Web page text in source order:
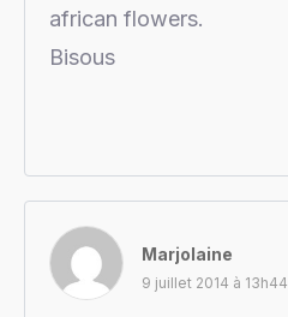
african flowers.
Bisous
Marjolaine
9 juillet 2014 à 13h44